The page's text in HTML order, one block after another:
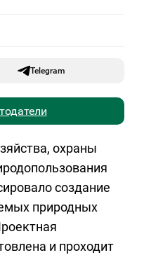
Telegram
охраны
создание
природных
и проходит